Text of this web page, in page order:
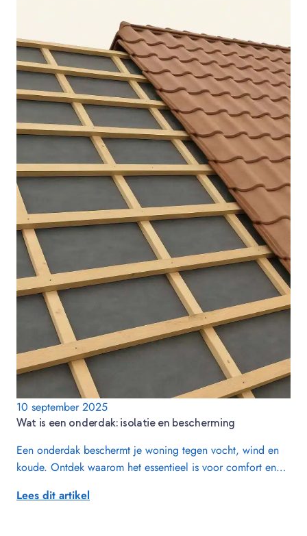
10 september 2025
Wat is een onderdak: isolatie en bescherming
Een onderdak beschermt je woning tegen vocht, wind en
koude. Ontdek waarom het essentieel is voor comfort en…
Lees dit artikel